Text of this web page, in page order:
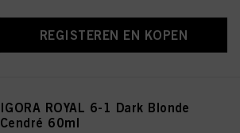
REGISTEREN EN KOPEN
IGORA ROYAL 6-1 Dark Blonde
Cendré 60ml